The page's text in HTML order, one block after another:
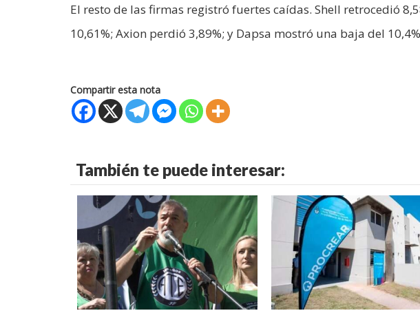
El resto de las firmas registró fuertes caídas. Shell retrocedió
10,61%; Axion perdió 3,89%; y Dapsa mostró una baja del
Compartir esta nota
También te puede interesar: